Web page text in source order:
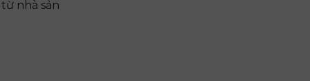
nhà sản